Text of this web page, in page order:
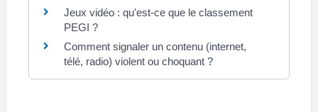
Jeux vidéo : qu'est-ce que le classement
PEGI ?
Comment signaler un contenu (internet,
télé, radio) violent ou choquant ?